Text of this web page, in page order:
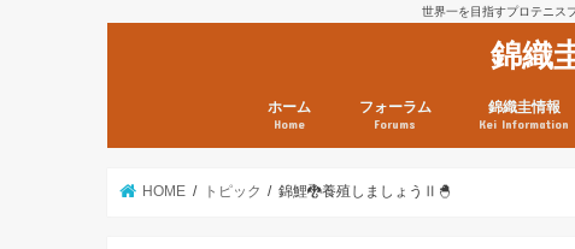
世界一を目指すプロテニス
錦織
ホーム
Home
フォーラム
Forums
錦織圭情報
Kei Information
HOME トピック 錦鯉🐉養殖しましょうⅡ🐣